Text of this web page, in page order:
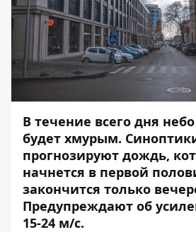
В течение всего дня
будет хмурым.
прогнозируют дождь,
начнется в первой
закончится только
Предупреждают об
15-24 м/с.